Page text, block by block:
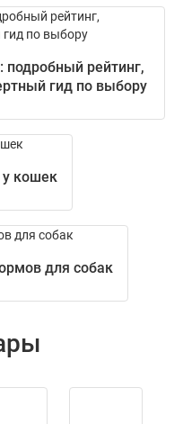
подробный рейтинг,
гид по выбору
у кошек
для собак